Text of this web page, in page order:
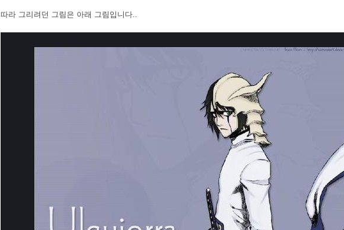
따라 그리려던 그림은 아래 그림입니다..